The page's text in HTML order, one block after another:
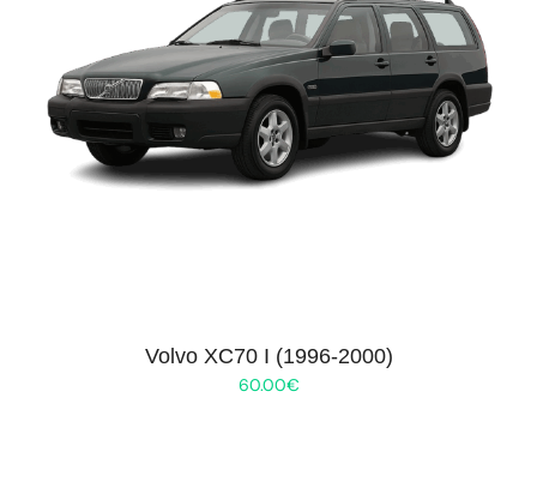
Volvo XC70 I (1996-2000)
60.00€